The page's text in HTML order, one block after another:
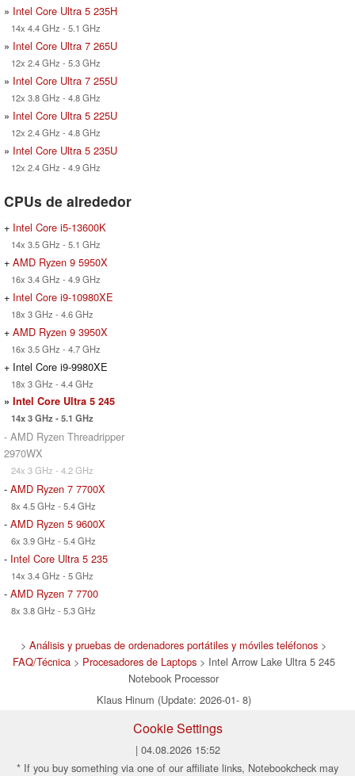
» Intel Core Ultra 5 235H
14x 4.4 GHz - 5.1 GHz
» Intel Core Ultra 7 265U
12x 2.4 GHz - 5.3 GHz
» Intel Core Ultra 7 255U
12x 3.8 GHz - 4.8 GHz
» Intel Core Ultra 5 225U
12x 2.4 GHz - 4.8 GHz
» Intel Core Ultra 5 235U
12x 2.4 GHz - 4.9 GHz
CPUs de alrededor
+ Intel Core i5-13600K
14x 3.5 GHz - 5.1 GHz
+ AMD Ryzen 9 5950X
16x 3.4 GHz - 4.9 GHz
+ Intel Core i9-10980XE
18x 3 GHz - 4.6 GHz
+ AMD Ryzen 9 3950X
16x 3.5 GHz - 4.7 GHz
+ Intel Core i9-9980XE
18x 3 GHz - 4.4 GHz
» Intel Core Ultra 5 245
14x 3 GHz - 5.1 GHz
- AMD Ryzen Threadripper
2970WX
24x 3 GHz - 4.2 GHz
- AMD Ryzen 7 7700X
8x 4.5 GHz - 5.4 GHz
- AMD Ryzen 5 9600X
6x 3.9 GHz - 5.4 GHz
- Intel Core Ultra 5 235
14x 3.4 GHz - 5 GHz
- AMD Ryzen 7 7700
8x 3.8 GHz - 5.3 GHz
> Análisis y pruebas de ordenadores portátiles y móviles teléfonos >
FAQ/Técnica> Procesadores de Laptops> Intel Arrow Lake Ultra 5 245
Notebook Processor
Klaus Hinum (Update: 2026-01- 8)
Cookie Settings
| 04.08.2026 15:52
* If you buy something via one of our affiliate links, Notebookcheck may